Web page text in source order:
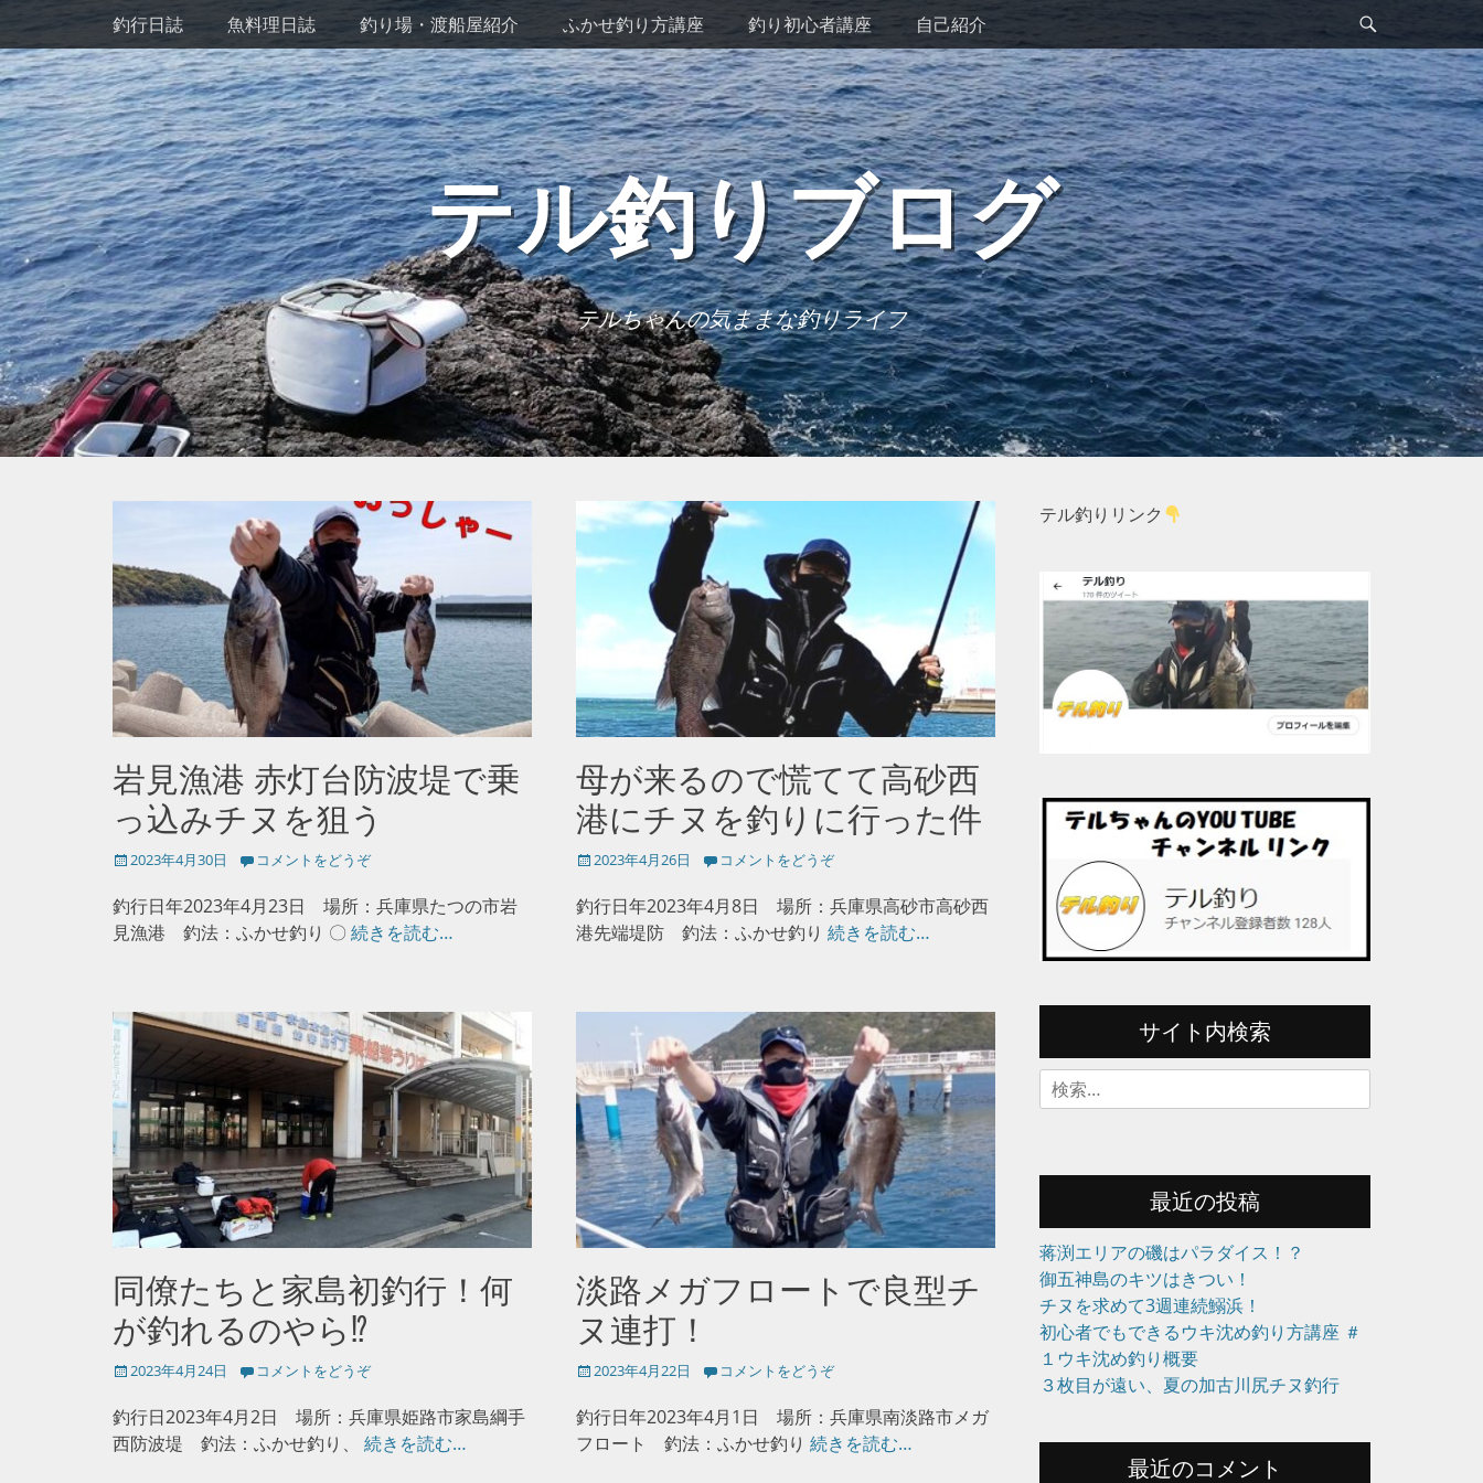
コ
テ
ン
ツ
へ
ス
キ
ッ
プ
メインメニュー
釣行日誌 魚料理日誌 釣り場・渡船屋紹介 ふかせ釣り方講座 釣り初心者講座 自己紹介
テル釣りブログ
テルちゃんの気ままな釣りライフ
岩見漁港 赤灯台防波堤で乗
っ込みチヌを狙う
投
日
2023年4月30日 コメントをどうぞ
釣行日年2023年4月23日 場所：兵庫県たつの市岩
見漁港 釣法：ふかせ釣り 〇 続きを読む…
母が来るので慌てて高砂西
港にチヌを釣りに行った件
投
日
2023年4月26日 コメントをどうぞ
釣行日年2023年4月8日 場所：兵庫県高砂市高砂西
港先端堤防 釣法：ふかせ釣り 続きを読む…
同僚たちと家島初釣行！何
が釣れるのやら⁉
投
日
2023年4月24日 コメントをどうぞ
釣行日2023年4月2日 場所：兵庫県姫路市家島綱手
西防波堤 釣法：ふかせ釣り、 続きを読む…
淡路メガフロートで良型チ
ヌ連打！
投
日
2023年4月22日 コメントをどうぞ
釣行日年2023年4月1日 場所：兵庫県南淡路市メガ
フロート 釣法：ふかせ釣り 続きを読む…
テル釣りリンク
サイト内検索
検
索:
最近の投稿
蒋渕エリアの磯はパラダイス！？
御五神島のキツはきつい！
チヌを求めて3週連続鰯浜！
初心者でもできるウキ沈め釣り方講座 ＃
１ウキ沈め釣り概要
３枚目が遠い、夏の加古川尻チヌ釣行
最近のコメント